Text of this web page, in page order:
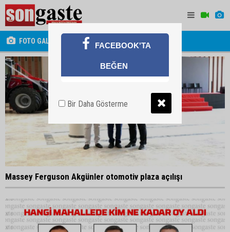
FOTO GALERİ
Massey Ferguson Akgünler otomotiv plaza açılışı
FACEBOOK'TA
BEĞEN
Bir Daha Gösterme